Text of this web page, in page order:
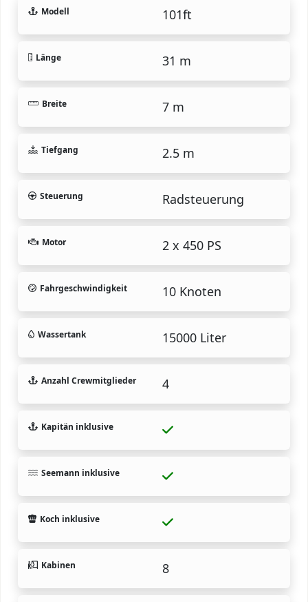
Modell 101ft
Länge 31 m
Breite 7 m
Tiefgang 2.5 m
Steuerung Radsteuerung
Motor 2 x 450 PS
Fahrgeschwindigkeit 10 Knoten
Wassertank 15000 Liter
Anzahl Crewmitglieder 4
Kapitän inklusive
Seemann inklusive
Koch inklusive
Kabinen 8